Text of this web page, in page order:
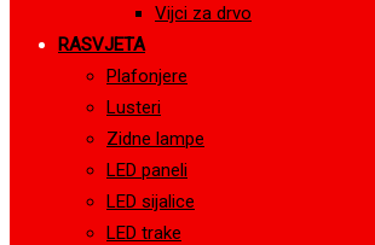
Vijci za drvo
RASVJETA
Plafonjere
Lusteri
Zidne lampe
LED paneli
LED sijalice
LED trake